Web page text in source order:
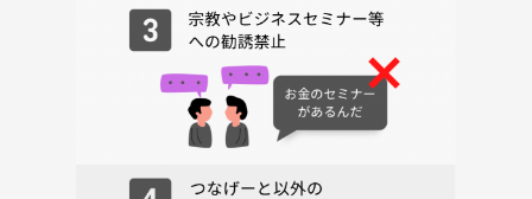
「人生を描く」ワーク
行動につなげるための考え方のレクチャー
フリートーク（自由参加）
前向きな気持ちで解散！
※筆記用具をご持参ください。